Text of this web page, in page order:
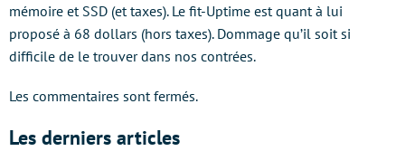
mémoire et SSD (et taxes). Le fit-Uptime est quant à lui
proposé à 68 dollars (hors taxes). Dommage qu’il soit si
difficile de le trouver dans nos contrées.
Les commentaires sont fermés.
Les derniers articles